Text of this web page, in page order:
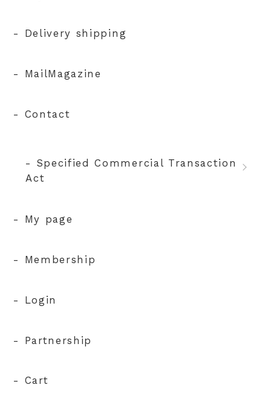
- Delivery shipping
- MailMagazine
- Contact
- Specified Commercial Transaction
Act
- My page
- Membership
- Login
- Partnership
- Cart